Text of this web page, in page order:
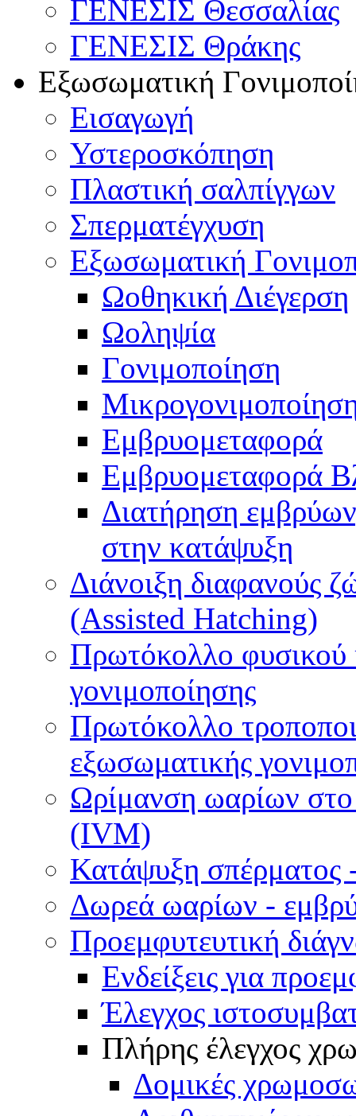
ΓΕΝΕΣΙΣ Θεσσαλίας
ΓΕΝΕΣΙΣ Θράκης
Εξωσωματική
Εισαγωγή
Υστεροσκόπηση
Πλαστική σαλπίγγων
Σπερματέγχυση
Εξωσωματική
Ωοθηκική Διέγερση
Ωοληψία
Γονιμοποίηση
Εμβρυομεταφορά
Εμβρυομεταφορά
Διατήρηση
στην κατάψυξη
Διάνοιξη διαφανούς
(Assisted Hatching)
Πρωτόκολλο φυσικού
γονιμοποίησης
Πρωτόκολλο
εξωσωματικής
Ωρίμανση ωαρίων
(IVM)
Κατάψυξη σπέρματος
Δωρεά ωαρίων -
Προεμφυτευτική
Ενδείξεις για
Έλεγχος
Πλήρης έλεγχος
Δομικές